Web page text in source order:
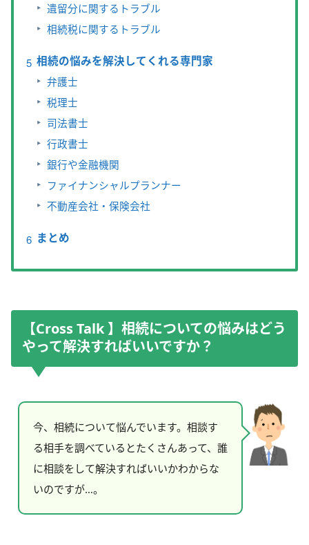
遺留分に関するトラブル
相続税に関するトラブル
相続の悩みを解決してくれる専門家
弁護士
税理士
司法書士
行政書士
銀行や金融機関
ファイナンシャルプランナー
不動産会社・保険会社
まとめ
【Cross Talk 】相続についての悩みはどう
やって解決すればいいですか？
今、相続について悩んでいます。相談す
る相手を調べているとたくさんあって、誰
に相談をして解決すればいいかわからな
いのですが…。